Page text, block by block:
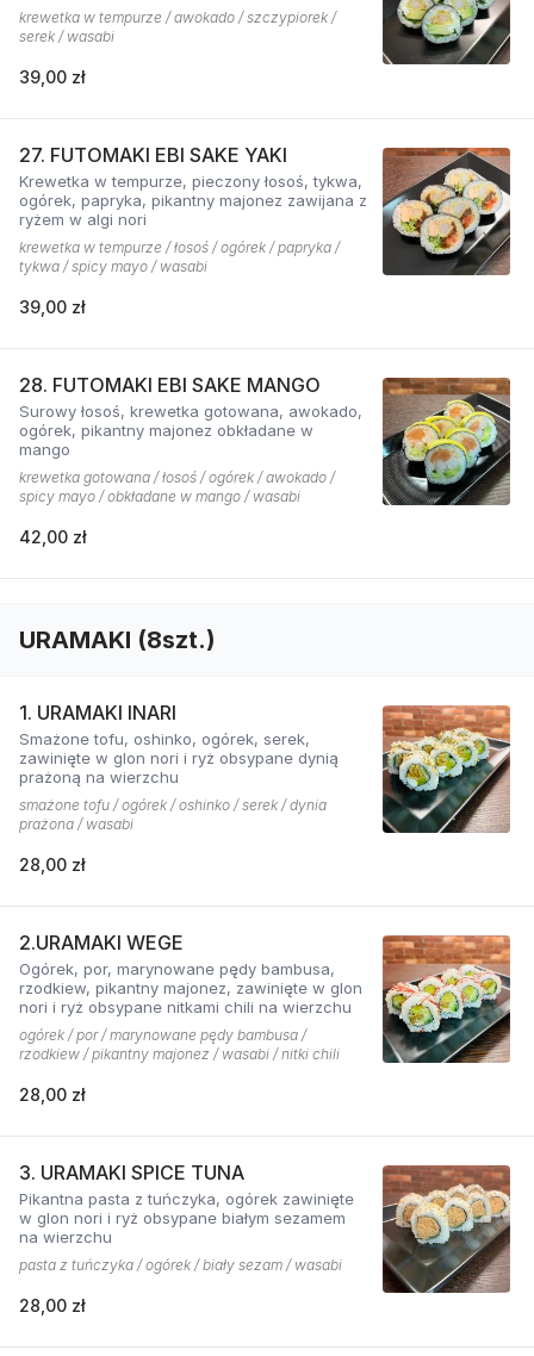
krewetka w tempurze / awokado / szczypiorek /
serek / wasabi
39,00 zł
27. FUTOMAKI EBI SAKE YAKI
Krewetka w tempurze, pieczony łosoś, tykwa,
ogórek, papryka, pikantny majonez zawijana z
ryżem w algi nori
krewetka w tempurze / łosoś / ogórek / papryka /
tykwa / spicy mayo / wasabi
39,00 zł
28. FUTOMAKI EBI SAKE MANGO
Surowy łosoś, krewetka gotowana, awokado,
ogórek, pikantny majonez obkładane w
mango
krewetka gotowana / łosoś / ogórek / awokado /
spicy mayo / obkładane w mango / wasabi
42,00 zł
URAMAKI (8szt.)
1. URAMAKI INARI
Smażone tofu, oshinko, ogórek, serek,
zawinięte w glon nori i ryż obsypane dynią
prażoną na wierzchu
smażone tofu / ogórek / oshinko / serek / dynia
prażona / wasabi
28,00 zł
2.URAMAKI WEGE
Ogórek, por, marynowane pędy bambusa,
rzodkiew, pikantny majonez, zawinięte w glon
nori i ryż obsypane nitkami chili na wierzchu
ogórek / por / marynowane pędy bambusa /
rzodkiew / pikantny majonez / wasabi / nitki chili
28,00 zł
3. URAMAKI SPICE TUNA
Pikantna pasta z tuńczyka, ogórek zawinięte
w glon nori i ryż obsypane białym sezamem
na wierzchu
pasta z tuńczyka / ogórek / biały sezam / wasabi
28,00 zł